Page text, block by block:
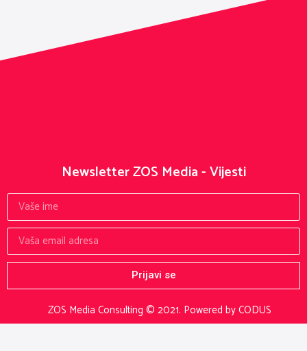
ZOS Media Consulting © 2021. Powered by CODUS
Newsletter ZOS Media - Vijesti
Prijavi se